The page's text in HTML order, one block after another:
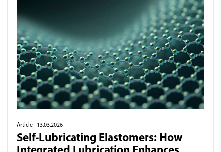
Article | 13.03.2026
Self-Lubricating Elastomers: How